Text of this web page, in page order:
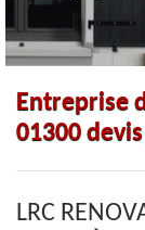
Entreprise
01300
LRC